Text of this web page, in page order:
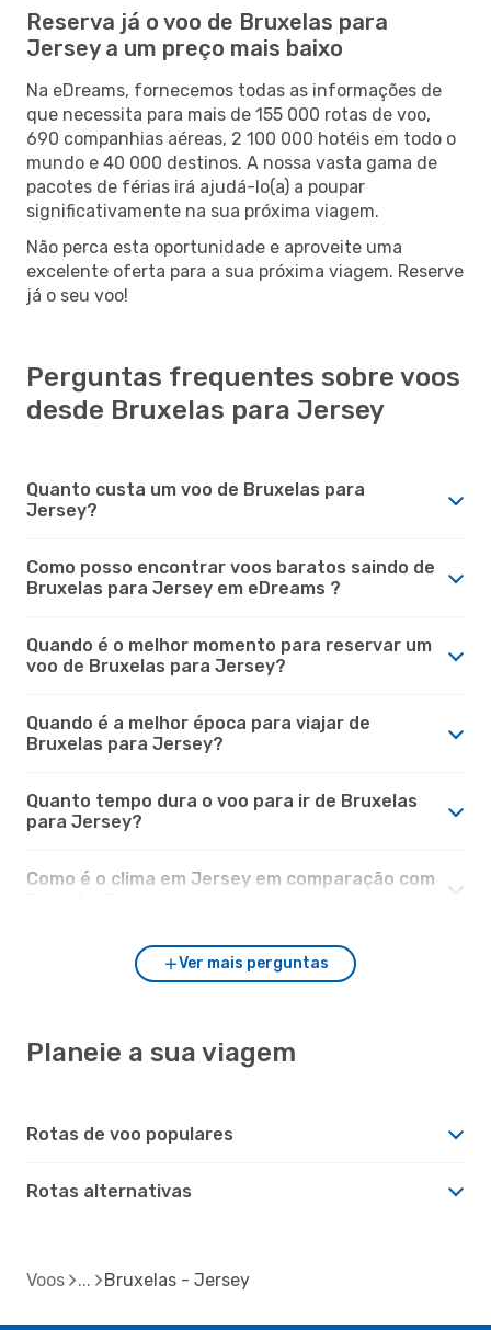
Reserva já o voo de Bruxelas para
Jersey a um preço mais baixo
Na eDreams, fornecemos todas as informações de
que necessita para mais de 155 000 rotas de voo,
690 companhias aéreas, 2 100 000 hotéis em todo o
mundo e 40 000 destinos. A nossa vasta gama de
pacotes de férias irá ajudá-lo(a) a poupar
significativamente na sua próxima viagem.
Não perca esta oportunidade e aproveite uma
excelente oferta para a sua próxima viagem. Reserve
já o seu voo!
Perguntas frequentes sobre voos
desde Bruxelas para Jersey
Quanto custa um voo de Bruxelas para
Jersey?
Como posso encontrar voos baratos saindo de
Bruxelas para Jersey em eDreams ?
Quando é o melhor momento para reservar um
voo de Bruxelas para Jersey?
Quando é a melhor época para viajar de
Bruxelas para Jersey?
Quanto tempo dura o voo para ir de Bruxelas
para Jersey?
Como é o clima em Jersey em comparação com
Ver mais perguntas
Planeie a sua viagem
Rotas de voo populares
Rotas alternativas
Voos Bruxelas - Jersey